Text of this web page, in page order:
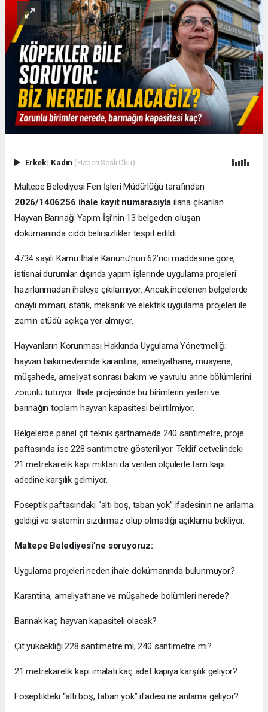
Erkek| Kadın (Haberi Sesli Oku)
Maltepe Belediyesi Fen İşleri Müdürlüğü tarafından
2026/1406256 ihale kayıt numarasıyla ilana çıkarılan
Hayvan Barınağı Yapım İşi’nin 13 belgeden oluşan
dokümanında ciddi belirsizlikler tespit edildi.
4734 sayılı Kamu İhale Kanunu’nun 62’nci maddesine göre,
istisnai durumlar dışında yapım işlerinde uygulama projeleri
hazırlanmadan ihaleye çıkılamıyor. Ancak incelenen belgelerde
onaylı mimari, statik, mekanik ve elektrik uygulama projeleri ile
zemin etüdü açıkça yer almıyor.
Hayvanların Korunması Hakkında Uygulama Yönetmeliği;
hayvan bakımevlerinde karantina, ameliyathane, muayene,
müşahede, ameliyat sonrası bakım ve yavrulu anne bölümlerini
zorunlu tutuyor. İhale projesinde bu birimlerin yerleri ve
barınağın toplam hayvan kapasitesi belirtilmiyor.
Belgelerde panel çit teknik şartnamede 240 santimetre, proje
paftasında ise 228 santimetre gösteriliyor. Teklif cetvelindeki
21 metrekarelik kapı miktarı da verilen ölçülerle tam kapı
adedine karşılık gelmiyor.
Foseptik paftasındaki “altı boş, taban yok” ifadesinin ne anlama
geldiği ve sistemin sızdırmaz olup olmadığı açıklama bekliyor.
Maltepe Belediyesi’ne soruyoruz:
Uygulama projeleri neden ihale dokümanında bulunmuyor?
Karantina, ameliyathane ve müşahede bölümleri nerede?
Barınak kaç hayvan kapasiteli olacak?
Çit yüksekliği 228 santimetre mi, 240 santimetre mi?
21 metrekarelik kapı imalatı kaç adet kapıya karşılık geliyor?
Foseptikteki “altı boş, taban yok” ifadesi ne anlama geliyor?